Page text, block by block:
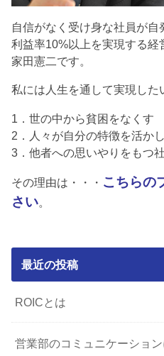
自信がなく受け身な社員が自
利益率10%以上を実現する経
家田憲二です。
私には人生を通して実現した
1．世の中から貧困をなくす
2．人々が自分の特徴を活か
3．他者への思いやりをもつ
その理由は・・・ こちらの
さい。
最近の投稿
ROICとは
営業部のコミュニケーショ